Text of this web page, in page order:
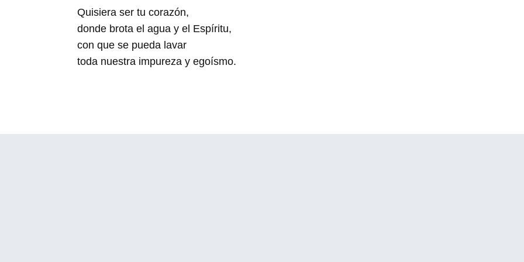
Quisiera ser tu corazón,
donde brota el agua y el Espíritu,
con que se pueda lavar
toda nuestra impureza y egoísmo.